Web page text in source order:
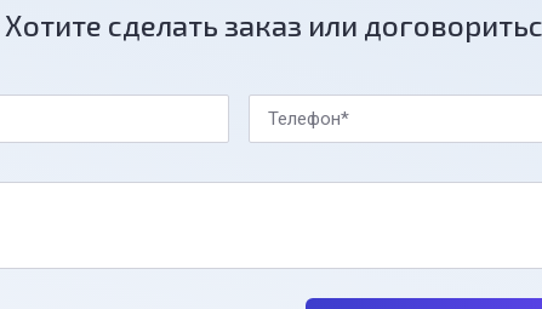
сделать заказ или
Телефон*